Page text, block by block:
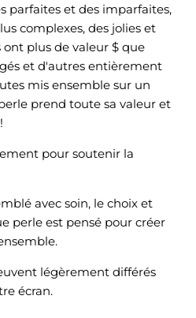
parfaites et des imparfaites,
complexes, des jolies et
plus de valeur $ que
et d'autres entièrement
mis ensemble sur un
prend toute sa valeur et
pour soutenir la
avec soin, le choix et
perle est pensé pour créer
légèrement différés
écran.